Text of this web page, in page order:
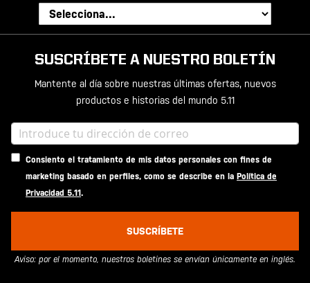
SUSCRÍBETE A NUESTRO BOLETÍN
Mantente al día sobre nuestras últimas ofertas, nuevos
productos e historias del mundo 5.11
Consiento el tratamiento de mis datos personales con fines de
marketing basado en perfiles, como se describe en la Política de
Privacidad 5.11.
SUSCRÍBETE
Aviso: por el momento, nuestros boletines se envían únicamente en inglés.